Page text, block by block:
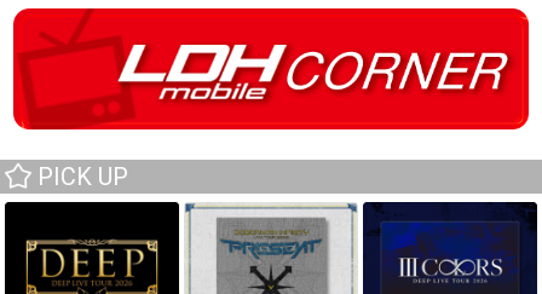
PICK UP